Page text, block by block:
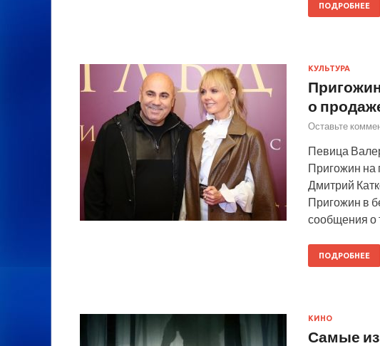
ПОДРОБНЕЕ
КУЛЬТУРА
о
Оставьте
Певица
Пригожин на
Дмитрий
Пригожин в
сообщения о
ПОДРОБНЕЕ
КИНО
Самые